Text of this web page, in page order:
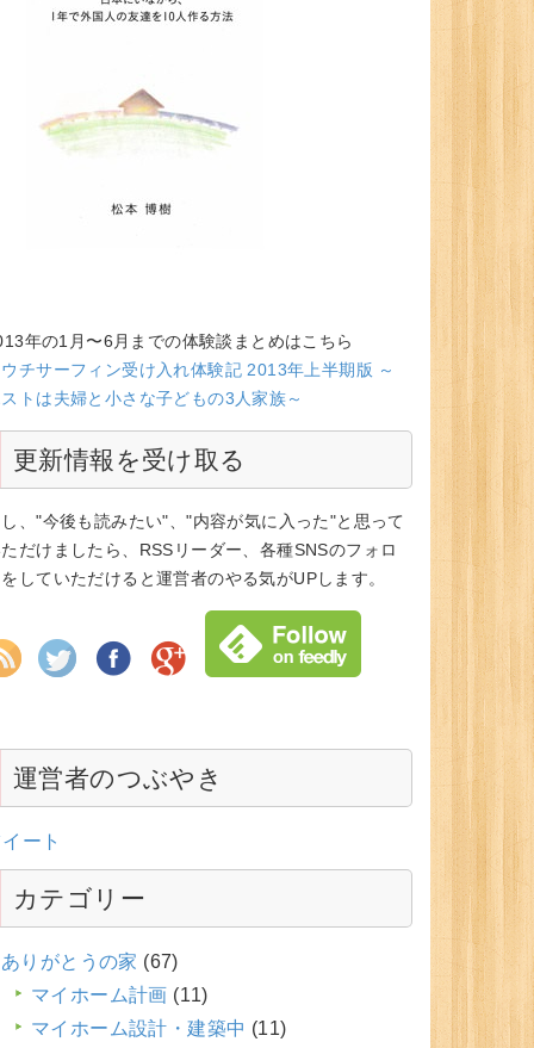
年の1月〜6月までの体験談まとめはこちら
チサーフィン受け入れ体験記 2013年上半期版 ～
トは夫婦と小さな子どもの3人家族～
更新情報を受け取る
、"今後も読みたい"、"内容が気に入った"と思って
だけましたら、RSSリーダー、各種SNSのフォロ
していただけると運営者のやる気がUPします。
運営者のつぶやき
ート
カテゴリー
ありがとうの家 (67)
マイホーム計画 (11)
マイホーム設計・建築中 (11)